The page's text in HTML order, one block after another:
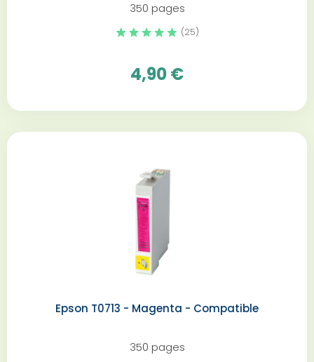
350 pages
(25)
4,90 €
Epson T0713 - Magenta - Compatible
350 pages